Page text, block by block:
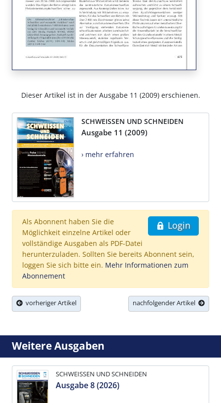
Dieser Artikel ist in der Ausgabe 11 (2009) erschienen.
SCHWEISSEN UND SCHNEIDEN
Ausgabe 11 (2009)
› mehr erfahren
Login
Als Abonnent haben Sie die
Möglichkeit einzelne Artikel oder
vollständige Ausgaben als PDF-Datei
herunterzuladen. Sollten Sie bereits Abonnent sein,
loggen Sie sich bitte ein. Mehr Informationen zum
Abonnement
vorheriger Artikel nachfolgender Artikel
Weitere Ausgaben
SCHWEISSEN UND SCHNEIDEN
Ausgabe 8 (2026)